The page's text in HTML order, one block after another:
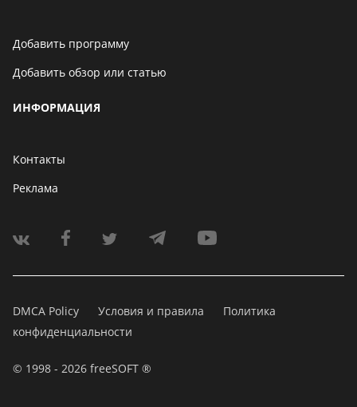
Добавить программу
Добавить обзор или статью
ИНФОРМАЦИЯ
Контакты
Реклама
DMCA Policy Условия и правила
Политика
конфиденциальности
© 1998 - 2026 freeSOFT ®